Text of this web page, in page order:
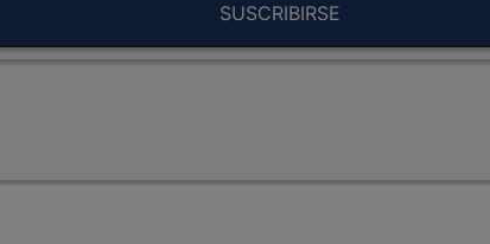
SUSCRIBIRSE